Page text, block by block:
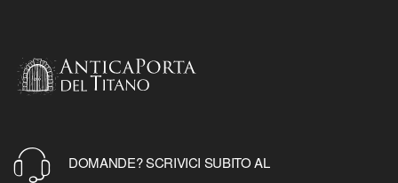
DOMANDE? SCRIVICI SUBITO AL